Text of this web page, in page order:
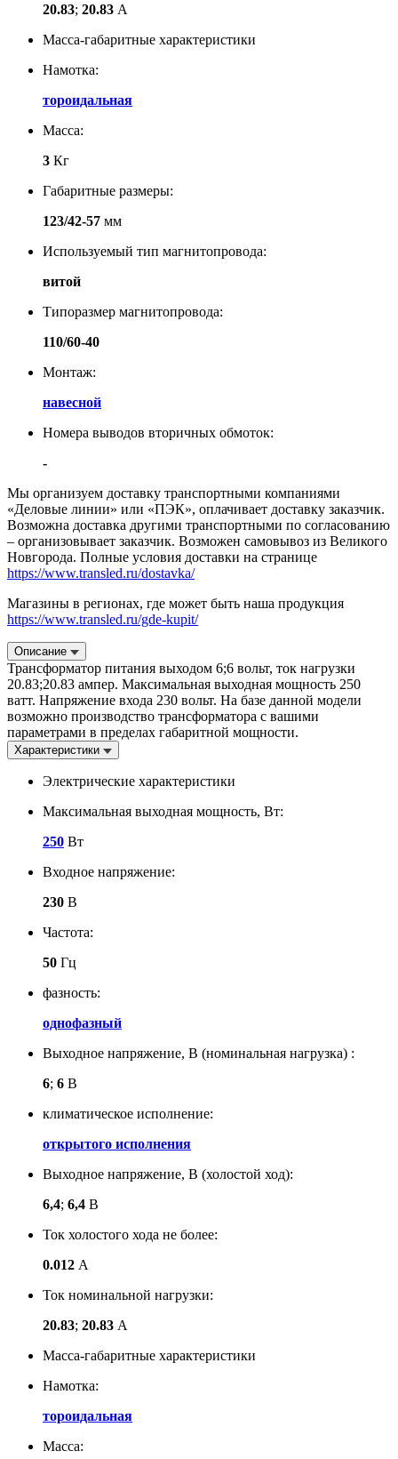
20.83; 20.83 А
Масса-габаритные характеристики
Намотка:
тороидальная
Масса:
3 Кг
Габаритные размеры:
123/42-57 мм
Используемый тип магнитопровода:
витой
Типоразмер магнитопровода:
110/60-40
Монтаж:
навесной
Номера выводов вторичных обмоток:
-
Мы организуем доставку транспортными компаниями
«Деловые линии» или «ПЭК», оплачивает доставку заказчик.
Возможна доставка другими транспортными по согласованию
– организовывает заказчик. Возможен самовывоз из Великого
Новгорода. Полные условия доставки на странице
https://www.transled.ru/dostavka/
Магазины в регионах, где может быть наша продукция
https://www.transled.ru/gde-kupit/
Описание
Трансформатор питания выходом 6;6 вольт, ток нагрузки
20.83;20.83 ампер. Максимальная выходная мощность 250
ватт. Напряжение входа 230 вольт. На базе данной модели
возможно производство трансформатора с вашими
параметрами в пределах габаритной мощности.
Характеристики
Электрические характеристики
Максимальная выходная мощность, Вт:
250 Вт
Входное напряжение:
230 В
Частота:
50 Гц
фазность:
однофазный
Выходное напряжение, В (номинальная нагрузка) :
6; 6 В
климатическое исполнение:
открытого исполнения
Выходное напряжение, В (холостой ход):
6,4; 6,4 В
Ток холостого хода не более:
0.012 А
Ток номинальной нагрузки:
20.83; 20.83 А
Масса-габаритные характеристики
Намотка:
тороидальная
Масса: